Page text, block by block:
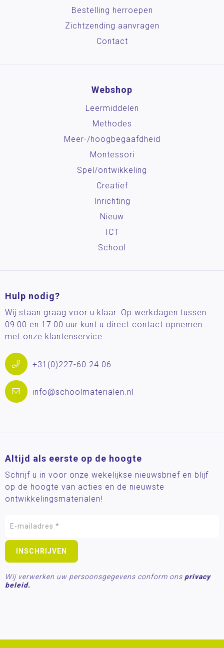
Bestelling herroepen
Zichtzending aanvragen
Contact
Webshop
Leermiddelen
Methodes
Meer-/hoog­begaafdheid
Montessori
Spel/ontwikkeling
Creatief
Inrichting
Nieuw
ICT
School
Hulp nodig?
Wij staan graag voor u klaar. Op werkdagen tussen
09:00 en 17:00 uur kunt u direct contact opnemen
met onze klantenservice.
+31(0)227-60 24 06
info@schoolmaterialen.nl
Altijd als eerste op de hoogte
Schrijf u in voor onze wekelijkse nieuwsbrief en blijf
op de hoogte van acties en de nieuwste
ontwikkelingsmaterialen!
Wij verwerken uw persoonsgegevens conform ons privacy
beleid.